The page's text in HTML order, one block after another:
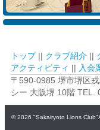
トップ|| クラブ紹介 ||
アクティビティ || 入会
〒590-0985 堺市堺区
シー 大阪堺 10階 TEL.
© 2026 "Sakairyoto Lions